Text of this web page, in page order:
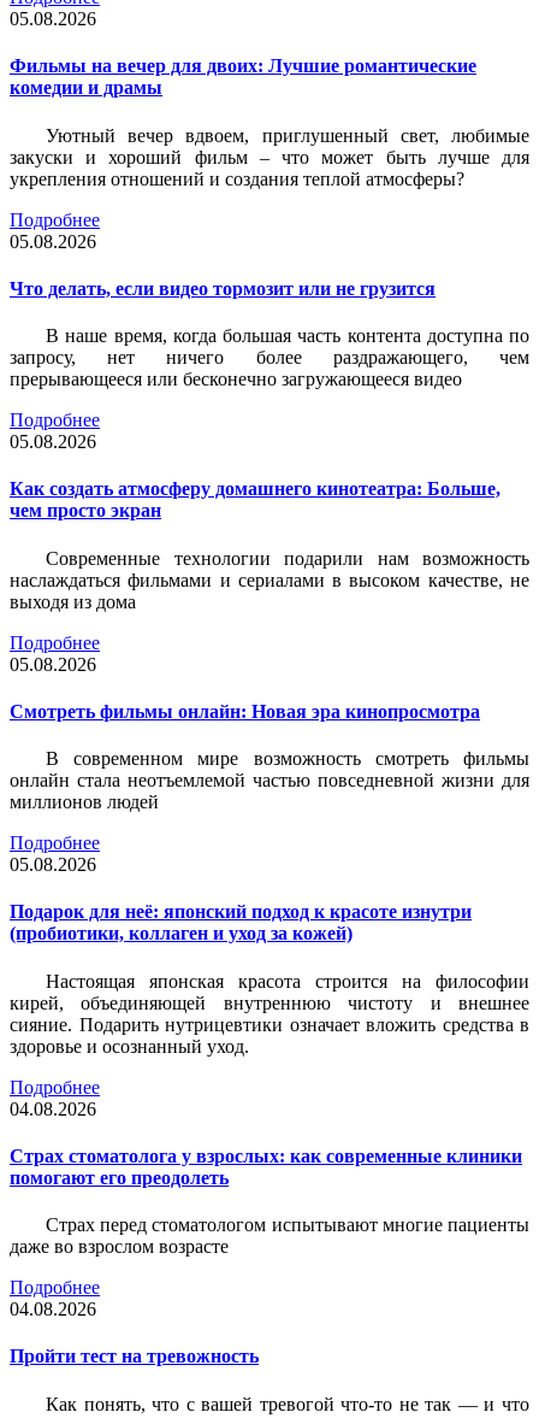
05.08.2026
Фильмы на вечер для двоих: Лучшие романтические
комедии и драмы
Уютный вечер вдвоем, приглушенный свет, любимые
закуски и хороший фильм – что может быть лучше для
укрепления отношений и создания теплой атмосферы?
Подробнее
05.08.2026
Что делать, если видео тормозит или не грузится
В наше время, когда большая часть контента доступна по
запросу, нет ничего более раздражающего, чем
прерывающееся или бесконечно загружающееся видео
Подробнее
05.08.2026
Как создать атмосферу домашнего кинотеатра: Больше,
чем просто экран
Современные технологии подарили нам возможность
наслаждаться фильмами и сериалами в высоком качестве, не
выходя из дома
Подробнее
05.08.2026
Смотреть фильмы онлайн: Новая эра кинопросмотра
В современном мире возможность смотреть фильмы
онлайн стала неотъемлемой частью повседневной жизни для
миллионов людей
Подробнее
05.08.2026
Подарок для неё: японский подход к красоте изнутри
(пробиотики, коллаген и уход за кожей)
Настоящая японская красота строится на философии
кирей, объединяющей внутреннюю чистоту и внешнее
сияние. Подарить нутрицевтики означает вложить средства в
здоровье и осознанный уход.
Подробнее
04.08.2026
Страх стоматолога у взрослых: как современные клиники
помогают его преодолеть
Страх перед стоматологом испытывают многие пациенты
даже во взрослом возрасте
Подробнее
04.08.2026
Пройти тест на тревожность
Как понять, что с вашей тревогой что-то не так — и что